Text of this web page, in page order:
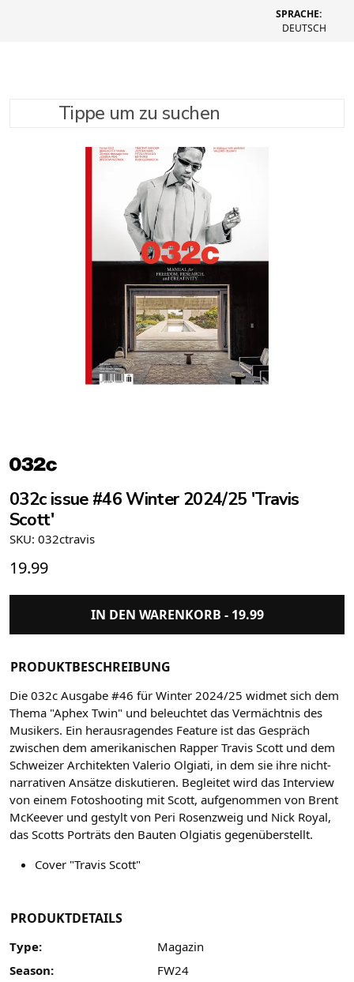
SPRACHE:
DEUTSCH
Tippe um zu suchen
032c issue #46 Winter 2024/25 'Travis
Scott'
SKU: 032ctravis
19.99
IN DEN WARENKORB - 19.99
PRODUKTBESCHREIBUNG
Die 032c Ausgabe #46 für Winter 2024/25 widmet sich dem
Thema "Aphex Twin" und beleuchtet das Vermächtnis des
Musikers. Ein herausragendes Feature ist das Gespräch
zwischen dem amerikanischen Rapper Travis Scott und dem
Schweizer Architekten Valerio Olgiati, in dem sie ihre nicht-
narrativen Ansätze diskutieren. Begleitet wird das Interview
von einem Fotoshooting mit Scott, aufgenommen von Brent
McKeever und gestylt von Peri Rosenzweig und Nick Royal,
das Scotts Porträts den Bauten Olgiatis gegenüberstellt.
Cover "Travis Scott"
PRODUKTDETAILS
Type:
Magazin
Season:
FW24